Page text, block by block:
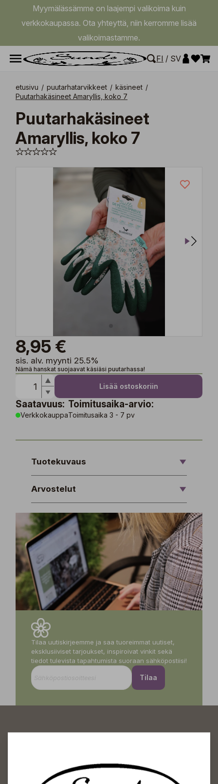
Myymälässämme on laajempi valikoima kuin
verkkokaupassa. Ota yhteyttä, niin kerromme lisää
valikoimastamme.
FI / SV
etusivu / puutarhatarvikkeet / käsineet /
Puutarhakäsineet Amaryllis, koko 7
Puutarhakäsineet
Amaryllis, koko 7
8,95 €
sis. alv. myynti 25.5%
Nämä hanskat suojaavat käsiäsi puutarhassa!
Lisää ostoskoriin
Saatavuus:
Verkkokauppa
Toimitusaika-arvio:
Toimitusaika 3 - 7 pv
Tuotekuvaus
Arvostelut
Tilaa uutiskirjeemme ja saa tuoreimmat uutiset,
eksklusiiviset tarjoukset, inspiroivat vinkit sekä
tiedot tulevista tapahtumista suoraan sähköpostiisi!
Tilaa
Sundin Puutarhakeskus